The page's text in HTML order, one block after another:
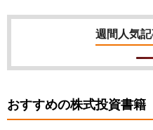
週間人気
おすすめの株式投資書籍